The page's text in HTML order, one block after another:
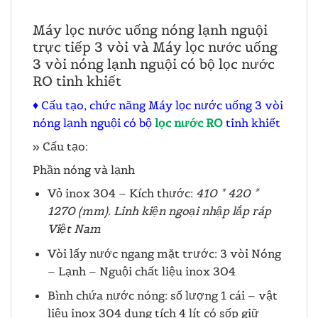
Máy lọc nước uống nóng lạnh nguội
trực tiếp 3 vòi và Máy lọc nước uống
3 vòi nóng lạnh nguội có bộ lọc nước
RO tinh khiết
♦ Cấu tạo, chức năng Máy lọc nước uống 3 vòi
nóng lạnh nguội có bộ lọc nước RO tinh khiết
» Cấu tạo:
Phần nóng và lạnh
Vỏ inox 304 – Kích thước: 410 * 420 *
1270 (mm). Linh kiện ngoại nhập lắp ráp
Việt Nam
Vòi lấy nước ngang mặt trước: 3 vòi Nóng
– Lạnh – Nguội chất liệu inox 304
Bình chứa nước nóng: số lượng 1 cái – vật
liệu inox 304 dung tích 4 lít có sốp giữ